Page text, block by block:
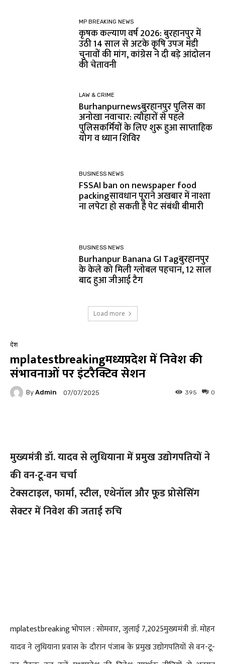
MP BREAKING NEWS
कृषक कल्याण वर्ष 2026: बुरहानपुर में
उठी 14 साल से अटके कृषि उपज मंडी
चुनावों की मांग, कांग्रेस ने दी बड़े आंदोलन
की चेतावनी
LAW & CRIME
Burhanpurnewsबुरहानपुर पुलिस का
अनोखा नवाचार: त्यौहारों से पहले
पुलिसकर्मियों के लिए शुरू हुआ साप्ताहिक
योग व ध्यान शिविर
BUSINESS NEWS
FSSAI ban on newspaper food
packingसावधान पूराने अखबार में नाश्ता
ना लपेटा हो सकती है पेट संबंधी बीमारी
BUSINESS NEWS
Burhanpur Banana GI Tagबुरहानपुर
के केले को मिली ग्लोबल पहचान, 12 साल
बाद हुआ जीआई टैग
Load more
देश
mplatestbreakingमध्यप्रदेश में निवेश की
संभावनाओं पर इंटरैक्टिव सेशन
By Admin 07/07/2025 0
395
मुख्यमंत्री डॉ. यादव से लुधियाना में प्रमुख उद्योगपतियों ने
की वन-टू-वन चर्चा
टेक्सटाइल, फार्मा, स्टील, एथेनॉल और फूड प्रोसेसिंग
सेक्टर में निवेश की जताई रुचि
mplatestbreaking भोपाल : सोमवार, जुलाई 7,2025मुख्यमंत्री डॉ. मोहन
यादव ने लुधियाना प्रवास के दौरान पंजाब के प्रमुख उद्योगपतियों से वन-टू-